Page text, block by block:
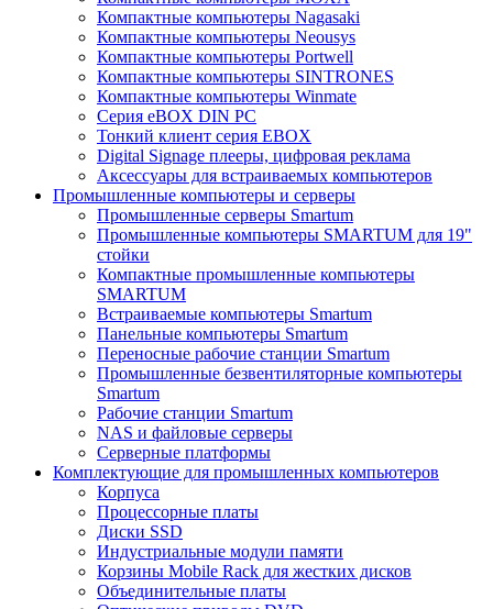
Компактные компьютеры Nagasaki
Компактные компьютеры Neousys
Компактные компьютеры Portwell
Компактные компьютеры SINTRONES
Компактные компьютеры Winmate
Серия eBOX DIN PC
Тонкий клиент серия EBOX
Digital Signage плееры, цифровая реклама
Аксессуары для встраиваемых компьютеров
Промышленные компьютеры и серверы
Промышленные серверы Smartum
Промышленные компьютеры SMARTUM для 19"
стойки
Компактные промышленные компьютеры
SMARTUM
Встраиваемые компьютеры Smartum
Панельные компьютеры Smartum
Переносные рабочие станции Smartum
Промышленные безвентиляторные компьютеры
Smartum
Рабочие станции Smartum
NAS и файловые серверы
Серверные платформы
Комплектующие для промышленных компьютеров
Корпуса
Процессорные платы
Диски SSD
Индустриальные модули памяти
Корзины Mobile Rack для жестких дисков
Объединительные платы